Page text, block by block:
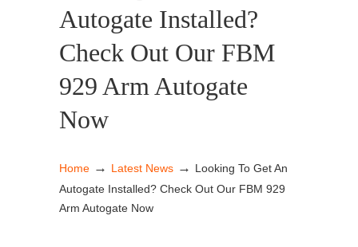
Autogate Installed?
Check Out Our FBM
929 Arm Autogate
Now
Home → Latest News → Looking To Get An
Autogate Installed? Check Out Our FBM 929
Arm Autogate Now